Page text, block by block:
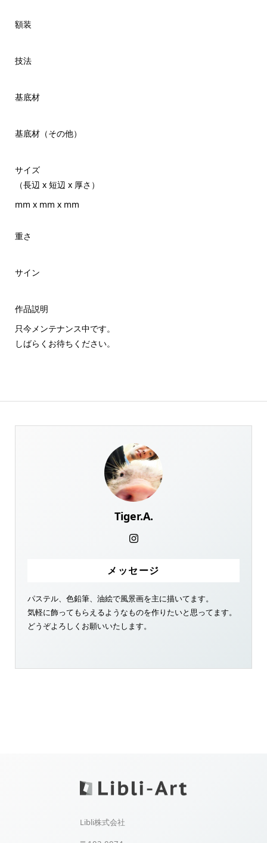
額装
技法
基底材
基底材（その他）
サイズ
（長辺 x 短辺 x 厚さ）
mm x mm x mm
重さ
サイン
作品説明
只今メンテナンス中です。
しばらくお待ちください。
Tiger.A.
メッセージ
パステル、色鉛筆、油絵で風景画を主に描いてます。
気軽に飾ってもらえるようなものを作りたいと思ってます。
どうぞよろしくお願いいたします。
Libli株式会社